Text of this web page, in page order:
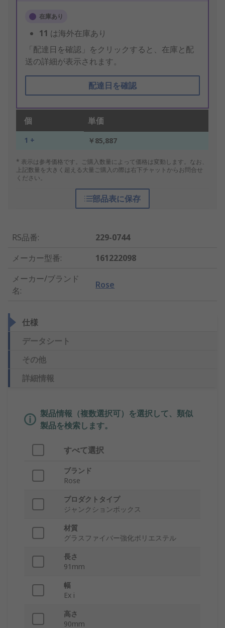
在庫あり
11 は海外在庫あり
「配達日を確認」をクリックすると、在庫と配
送の詳細が表示されます。
配達日を確認
個 単価
1 + ￥85,887
* 表示は参考価格です。ご購入数量によって価格は変動します。なお、
上記数量を大きく超える大量ご購入の際は右下チャットからお問合せ
ください。
部品表に保存
RS品番:
229-0744
メーカー型番:
161222098
メーカー/ブランド
名:
Rose
仕様
データシート
その他
詳細情報
製品情報（複数選択可）を選択して、類似
製品を検索します。
すべて選択
ブランド
Rose
プロダクトタイプ
ジャンクションボックス
材質
グラスファイバー強化ポリエステル
長さ
91mm
幅
Ex i
高さ
90mm